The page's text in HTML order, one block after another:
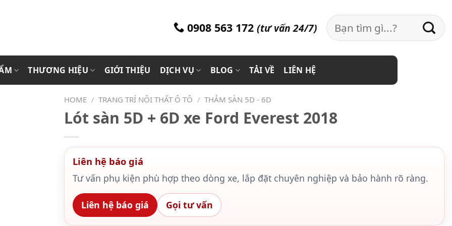
0908 563 172 (tư vấn 24/7)
Search
for:
THƯƠNG HIỆU GIỚI THIỆU DỊCH VỤ BLOG TẢI VỀ LIÊN HỆ
HOME / TRANG TRÍ NỘI THẤT Ô TÔ / THẢM SÀN 5D - 6D
Lót sàn 5D + 6D xe Ford Everest 2018
Liên hệ báo giá
Tư vấn phụ kiện phù hợp theo dòng xe, lắp đặt chuyên nghiệp và bảo hành rõ ràng.
Liên hệ báo giá Gọi tư vấn